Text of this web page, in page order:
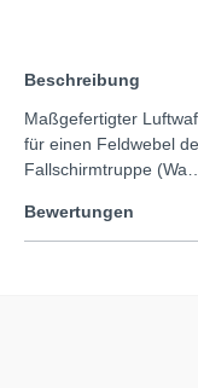
Beschreibung
Maßgefertigter
für einen Feldwebel
Fallschirmtruppe
Bewertungen